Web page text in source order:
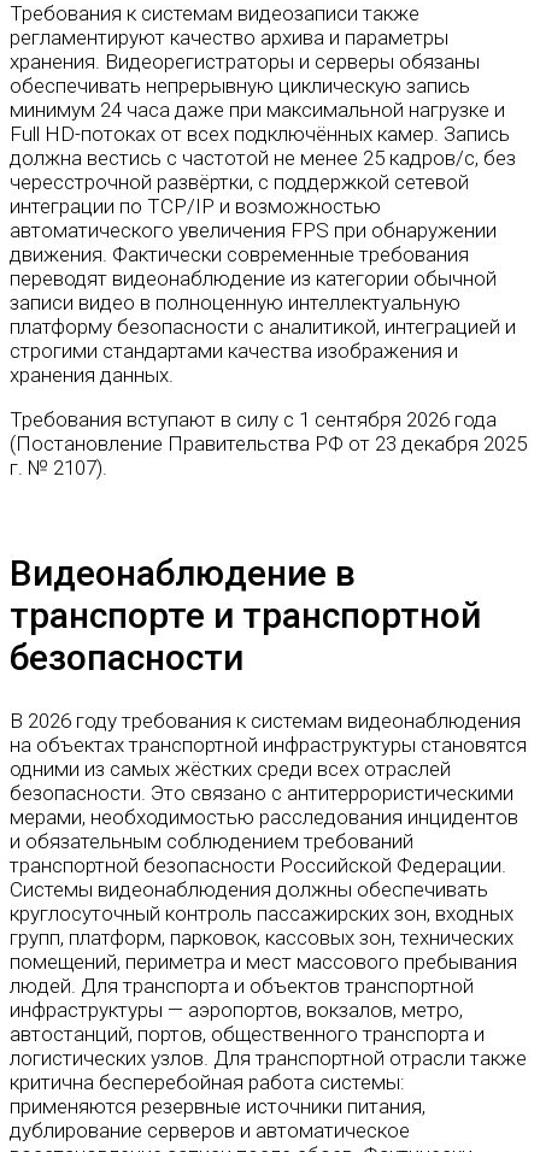
Требования к системам видеозаписи также
регламентируют качество архива и параметры
хранения. Видеорегистраторы и серверы обязаны
обеспечивать непрерывную циклическую запись
минимум 24 часа даже при максимальной нагрузке и
Full HD-потоках от всех подключённых камер. Запись
должна вестись с частотой не менее 25 кадров/с, без
чересстрочной развёртки, с поддержкой сетевой
интеграции по TCP/IP и возможностью
автоматического увеличения FPS при обнаружении
движения. Фактически современные требования
переводят видеонаблюдение из категории обычной
записи видео в полноценную интеллектуальную
платформу безопасности с аналитикой, интеграцией и
строгими стандартами качества изображения и
хранения данных.
Требования вступают в силу с 1 сентября 2026 года
(Постановление Правительства РФ от 23 декабря 2025
г. № 2107).
Видеонаблюдение в
транспорте и транспортной
безопасности
В 2026 году требования к системам видеонаблюдения
на объектах транспортной инфраструктуры становятся
одними из самых жёстких среди всех отраслей
безопасности. Это связано с антитеррористическими
мерами, необходимостью расследования инцидентов
и обязательным соблюдением требований
транспортной безопасности Российской Федерации.
Системы видеонаблюдения должны обеспечивать
круглосуточный контроль пассажирских зон, входных
групп, платформ, парковок, кассовых зон, технических
помещений, периметра и мест массового пребывания
людей. Для транспорта и объектов транспортной
инфраструктуры — аэропортов, вокзалов, метро,
автостанций, портов, общественного транспорта и
логистических узлов. Для транспортной отрасли также
критична бесперебойная работа системы:
применяются резервные источники питания,
дублирование серверов и автоматическое